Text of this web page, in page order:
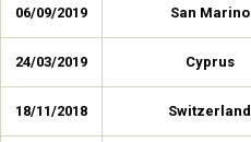
06/09/2019 San Marino
24/03/2019 Cyprus
18/11/2018 Switzerland